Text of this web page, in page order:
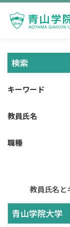
検索
キーワード
教員氏名
職種
教員氏名と
青山学院大学